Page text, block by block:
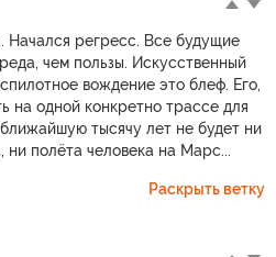
Начался регресс. Все будущие
чем пользы. Искусственный
вождение это блеф. Его,
на одной конкретно трассе для
тысячу лет не будет ни
ни полёта человека на Марс...
Раскрыть ветку